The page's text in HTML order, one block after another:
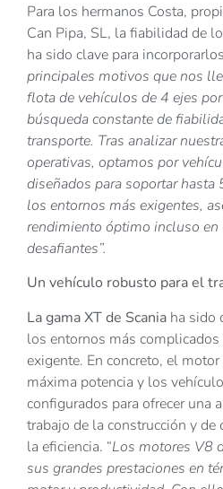
Para los hermanos Costa,
Can Pipa, SL, la fiabilidad de
ha sido clave para
principales motivos que nos
flota de vehículos de 4 ejes
búsqueda constante de
transporte. Tras analizar
operativas, optamos por
diseñados para soportar hasta
los entornos más exigentes,
rendimiento óptimo incluso en
desafiantes”.
Un vehículo robusto para el
La gama XT de Scania ha sido
los entornos más
exigente. En concreto, el
máxima potencia y los
configurados para ofrecer una
trabajo de la construcción y de
la eficiencia. “Los motores V8
sus grandes prestaciones en